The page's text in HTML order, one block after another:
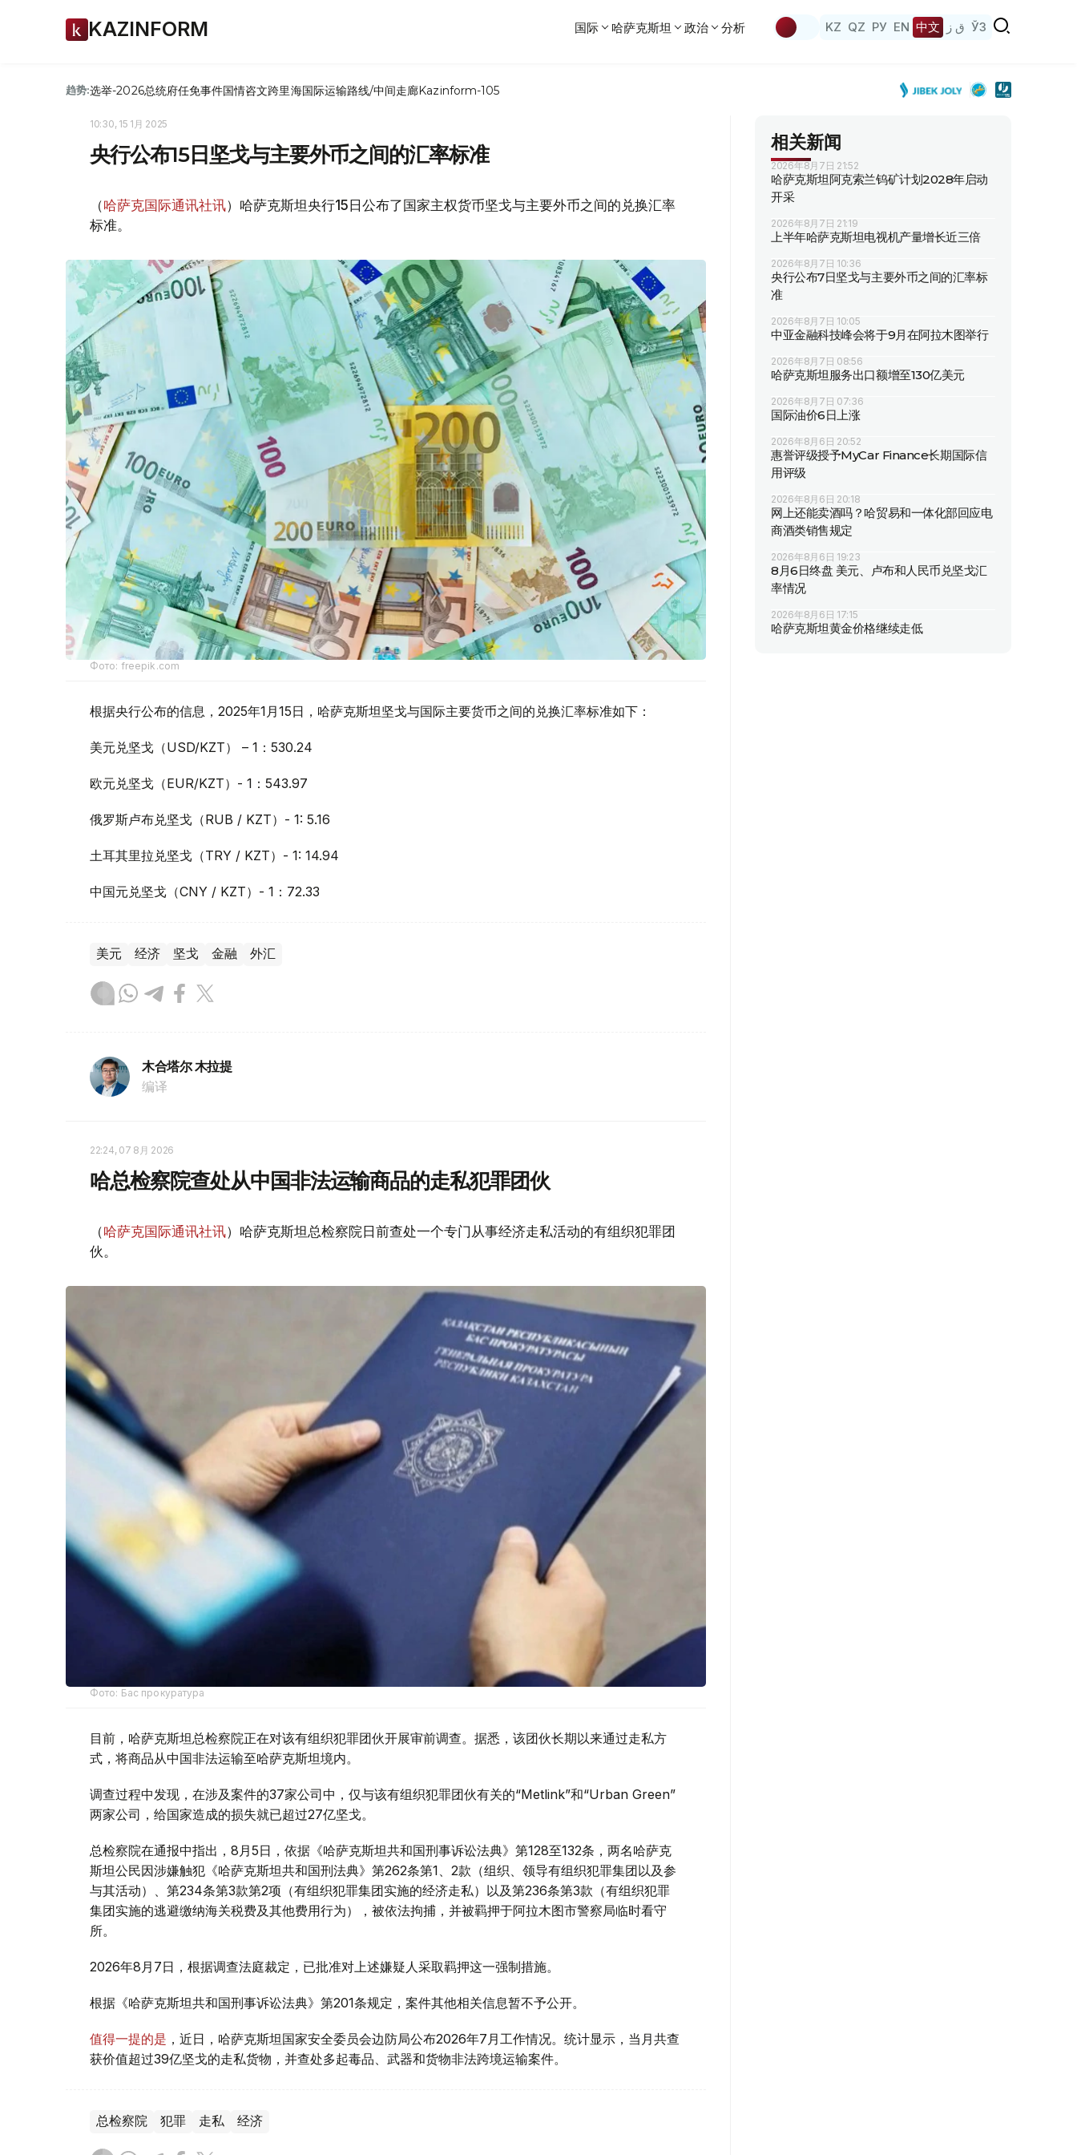
KAZINFORM 国际 哈萨克斯坦 政治 分析 KZ QZ РУ EN 中文 ق ز ЎЗ
趋势:选举-2026总统府任免事件国情咨文跨里海国际运输路线/中间走廊Kazinform-105
10:30, 15 1月 2025
央行公布15日坚戈与主要外币之间的汇率标准
（哈萨克国际通讯社讯）哈萨克斯坦央行15日公布了国家主权货币坚戈与主要外币之间的兑换汇率
标准。
Фото: freepik.com
根据央行公布的信息，2025年1月15日，哈萨克斯坦坚戈与国际主要货币之间的兑换汇率标准如下：
美元兑坚戈（USD/KZT） – 1：530.24
欧元兑坚戈（EUR/KZT）- 1：543.97
俄罗斯卢布兑坚戈（RUB / KZT）- 1: 5.16
土耳其里拉兑坚戈（TRY / KZT）- 1: 14.94
中国元兑坚戈（CNY / KZT）- 1：72.33
美元 经济 坚戈 金融 外汇
木合塔尔 木拉提
编译
22:24, 07 8月 2026
哈总检察院查处从中国非法运输商品的走私犯罪团伙
（哈萨克国际通讯社讯）哈萨克斯坦总检察院日前查处一个专门从事经济走私活动的有组织犯罪团
伙。
Фото: Бас прокуратура
目前，哈萨克斯坦总检察院正在对该有组织犯罪团伙开展审前调查。据悉，该团伙长期以来通过走私方
式，将商品从中国非法运输至哈萨克斯坦境内。
调查过程中发现，在涉及案件的37家公司中，仅与该有组织犯罪团伙有关的“Metlink”和“Urban Green”
两家公司，给国家造成的损失就已超过27亿坚戈。
总检察院在通报中指出，8月5日，依据《哈萨克斯坦共和国刑事诉讼法典》第128至132条，两名哈萨克
斯坦公民因涉嫌触犯《哈萨克斯坦共和国刑法典》第262条第1、2款（组织、领导有组织犯罪集团以及参
与其活动）、第234条第3款第2项（有组织犯罪集团实施的经济走私）以及第236条第3款（有组织犯罪
集团实施的逃避缴纳海关税费及其他费用行为），被依法拘捕，并被羁押于阿拉木图市警察局临时看守
所。
2026年8月7日，根据调查法庭裁定，已批准对上述嫌疑人采取羁押这一强制措施。
根据《哈萨克斯坦共和国刑事诉讼法典》第201条规定，案件其他相关信息暂不予公开。
值得一提的是 ，近日，哈萨克斯坦国家安全委员会边防局公布2026年7月工作情况。统计显示，当月共查
获价值超过39亿坚戈的走私货物，并查处多起毒品、武器和货物非法跨境运输案件。
总检察院 犯罪 走私 经济
相关新闻
2026年8月7日 21:52
哈萨克斯坦阿克索兰钨矿计划2028年启动
开采
2026年8月7日 21:19
上半年哈萨克斯坦电视机产量增长近三倍
2026年8月7日 10:36
央行公布7日坚戈与主要外币之间的汇率标
准
2026年8月7日 10:05
中亚金融科技峰会将于9月在阿拉木图举行
2026年8月7日 08:56
哈萨克斯坦服务出口额增至130亿美元
2026年8月7日 07:36
国际油价6日上涨
2026年8月6日 20:52
惠誉评级授予MyCar Finance长期国际信
用评级
2026年8月6日 20:18
网上还能卖酒吗？哈贸易和一体化部回应电
商酒类销售规定
2026年8月6日 19:23
8月6日终盘 美元、卢布和人民币兑坚戈汇
率情况
2026年8月6日 17:15
哈萨克斯坦黄金价格继续走低